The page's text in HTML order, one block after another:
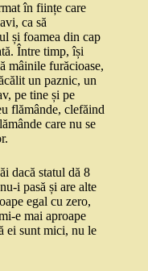
în ființe care
ca să
și foamea din cap
Între timp, își
mâinile furăcioase,
un paznic, un
pe tine și pe
flămânde, clefăind
care nu se
dacă statul dă 8
i pasă și are alte
egal cu zero,
e mai aproape
ei sunt mici, nu le